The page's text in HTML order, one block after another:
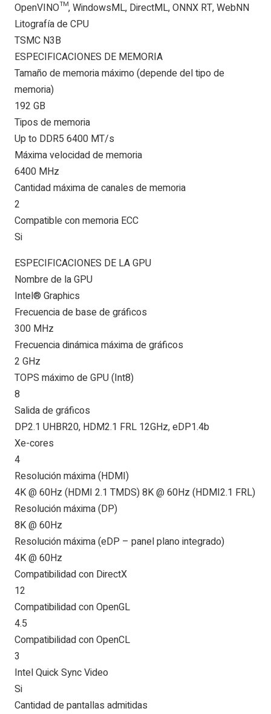
OpenVINO™, WindowsML, DirectML, ONNX RT, WebNN
Litografía de CPU
TSMC N3B
ESPECIFICACIONES DE MEMORIA
Tamaño de memoria máximo (depende del tipo de
memoria)
192 GB
Tipos de memoria
Up to DDR5 6400 MT/s
Máxima velocidad de memoria
6400 MHz
Cantidad máxima de canales de memoria
2
Compatible con memoria ECC
Si
ESPECIFICACIONES DE LA GPU
Nombre de la GPU
Intel® Graphics
Frecuencia de base de gráficos
300 MHz
Frecuencia dinámica máxima de gráficos
2 GHz
TOPS máximo de GPU (Int8)
8
Salida de gráficos
DP2.1 UHBR20, HDM2.1 FRL 12GHz, eDP1.4b
Xe-cores
4
Resolución máxima (HDMI)
4K @ 60Hz (HDMI 2.1 TMDS) 8K @ 60Hz (HDMI2.1 FRL)
Resolución máxima (DP)
8K @ 60Hz
Resolución máxima (eDP – panel plano integrado)
4K @ 60Hz
Compatibilidad con DirectX
12
Compatibilidad con OpenGL
4.5
Compatibilidad con OpenCL
3
Intel Quick Sync Video
Si
Cantidad de pantallas admitidas